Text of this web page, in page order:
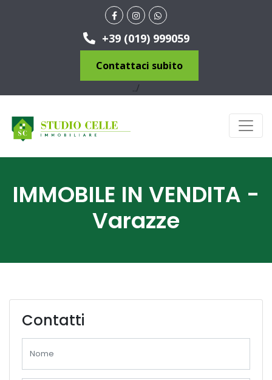
+39 (019) 999059
Contattaci subito
../
IMMOBILE IN VENDITA -
Varazze
Contatti